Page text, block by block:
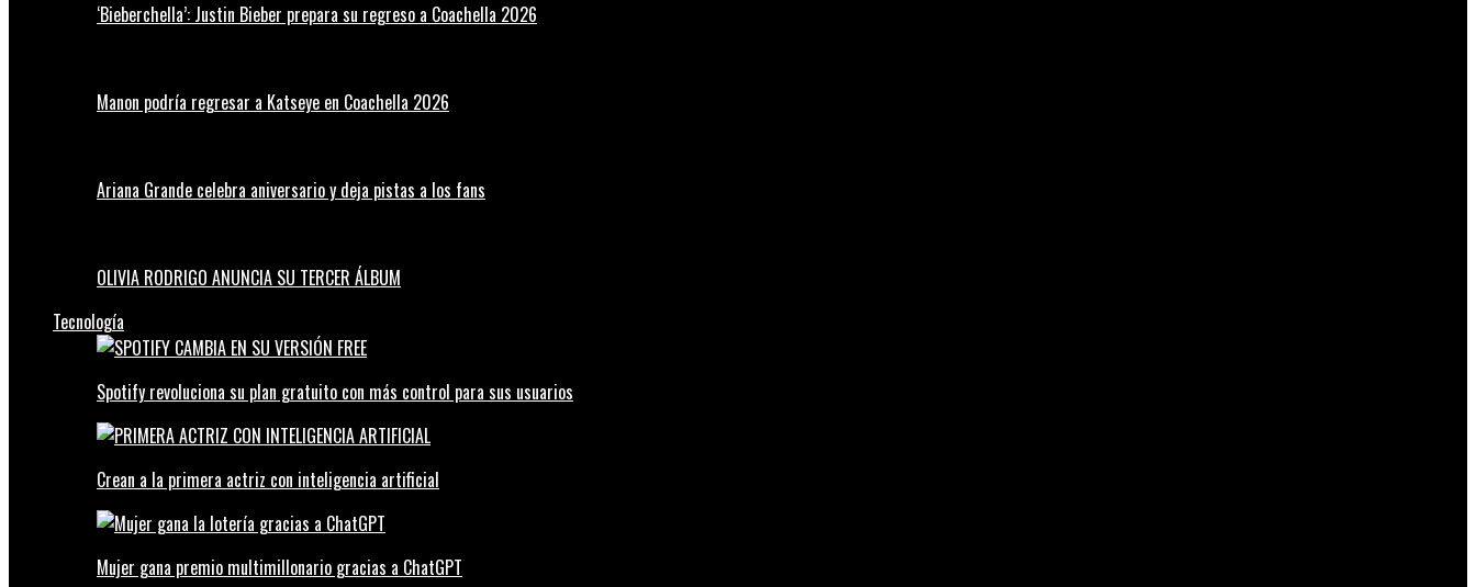
‘Bieberchella’: Justin Bieber prepara su regreso a Coachella 2026
Manon podría regresar a Katseye en Coachella 2026
Ariana Grande celebra aniversario y deja pistas a los fans
OLIVIA RODRIGO ANUNCIA SU TERCER ÁLBUM
Tecnología
Spotify revoluciona su plan gratuito con más control para sus usuarios
Crean a la primera actriz con inteligencia artificial
Mujer gana premio multimillonario gracias a ChatGPT